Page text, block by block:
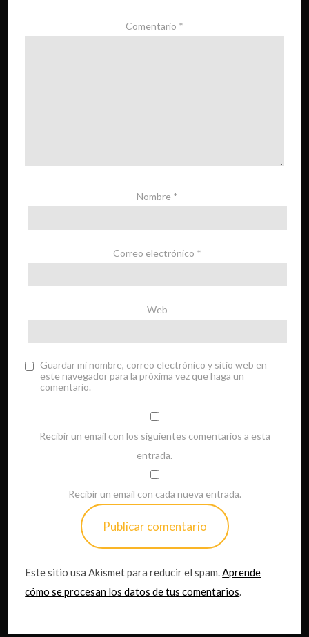
Comentario *
Nombre *
Correo electrónico *
Web
Guardar mi nombre, correo electrónico y sitio web en
este navegador para la próxima vez que haga un
comentario.
Recibir un email con los siguientes comentarios a esta
entrada.
Recibir un email con cada nueva entrada.
Este sitio usa Akismet para reducir el spam.Aprende
cómo se procesan los datos de tus comentarios.